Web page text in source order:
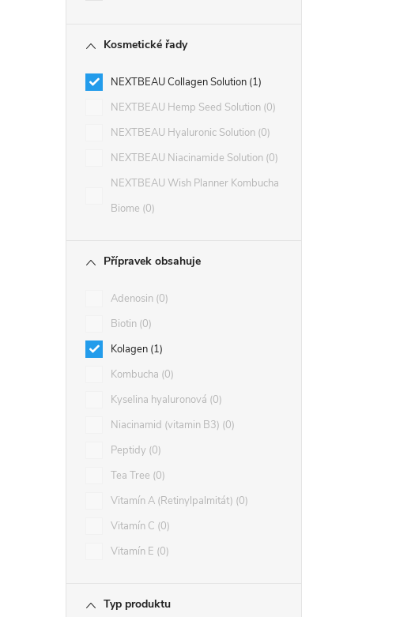
Kosmetické řady
NEXTBEAU Collagen Solution 1
NEXTBEAU Hemp Seed Solution 0
NEXTBEAU Hyaluronic Solution 0
NEXTBEAU Niacinamide Solution 0
NEXTBEAU Wish Planner Kombucha
Biome 0
Přípravek obsahuje
Adenosin 0
Biotin 0
Kolagen 1
Kombucha 0
Kyselina hyaluronová 0
Niacinamid (vitamin B3) 0
Peptidy 0
Tea Tree 0
Vitamín A (Retinylpalmitát) 0
Vitamín C 0
Vitamín E 0
Typ produktu